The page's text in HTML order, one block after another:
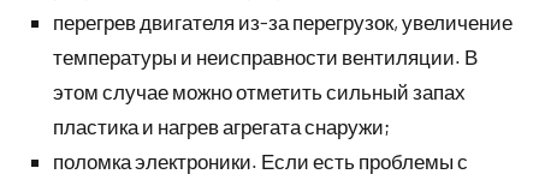
перегрев двигателя из-за перегрузок, увеличение
температуры и неисправности вентиляции. В
этом случае можно отметить сильный запах
пластика и нагрев агрегата снаружи;
поломка электроники. Если есть проблемы с